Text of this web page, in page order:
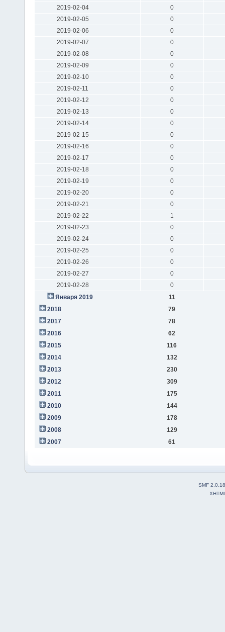
2019-02-04
0
2019-02-05
0
2019-02-06
0
2019-02-07
0
2019-02-08
0
2019-02-09
0
2019-02-10
0
2019-02-11
0
2019-02-12
0
2019-02-13
0
2019-02-14
0
2019-02-15
0
2019-02-16
0
2019-02-17
0
2019-02-18
0
2019-02-19
0
2019-02-20
0
2019-02-21
0
2019-02-22
1
2019-02-23
0
2019-02-24
0
2019-02-25
0
2019-02-26
0
2019-02-27
0
2019-02-28
0
Января 2019
11
2018
79
2017
78
2016
62
2015
116
2014
132
2013
230
2012
309
2011
175
2010
144
2009
178
2008
129
2007
61
SMF 2.0.18